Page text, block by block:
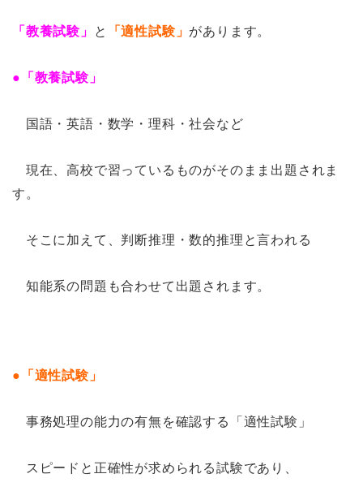
「教養試験」 と 「適性試験」 があります。
●「教養試験」
国語・英語・数学・理科・社会など
現在、高校で習っているものがそのまま出題されま
す。
そこに加えて、判断推理・数的推理と言われる
知能系の問題も合わせて出題されます。
●「適性試験」
事務処理の能力の有無を確認する「適性試験」
スピードと正確性が求められる試験であり、